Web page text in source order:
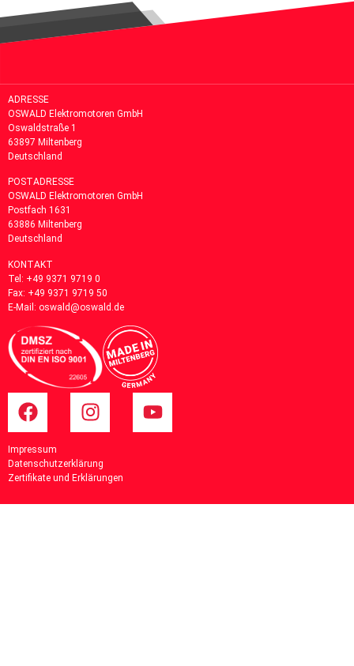
ADRESSE
OSWALD Elektromotoren GmbH
Oswaldstraße 1
63897 Miltenberg
Deutschland
POSTADRESSE
OSWALD Elektromotoren GmbH
Postfach 1631
63886 Miltenberg
Deutschland
KONTAKT
Tel: +49 9371 9719 0
Fax: +49 9371 9719 50
E-Mail: oswald@oswald.de
Impressum
Datenschutzerklärung
Zertifikate und Erklärungen